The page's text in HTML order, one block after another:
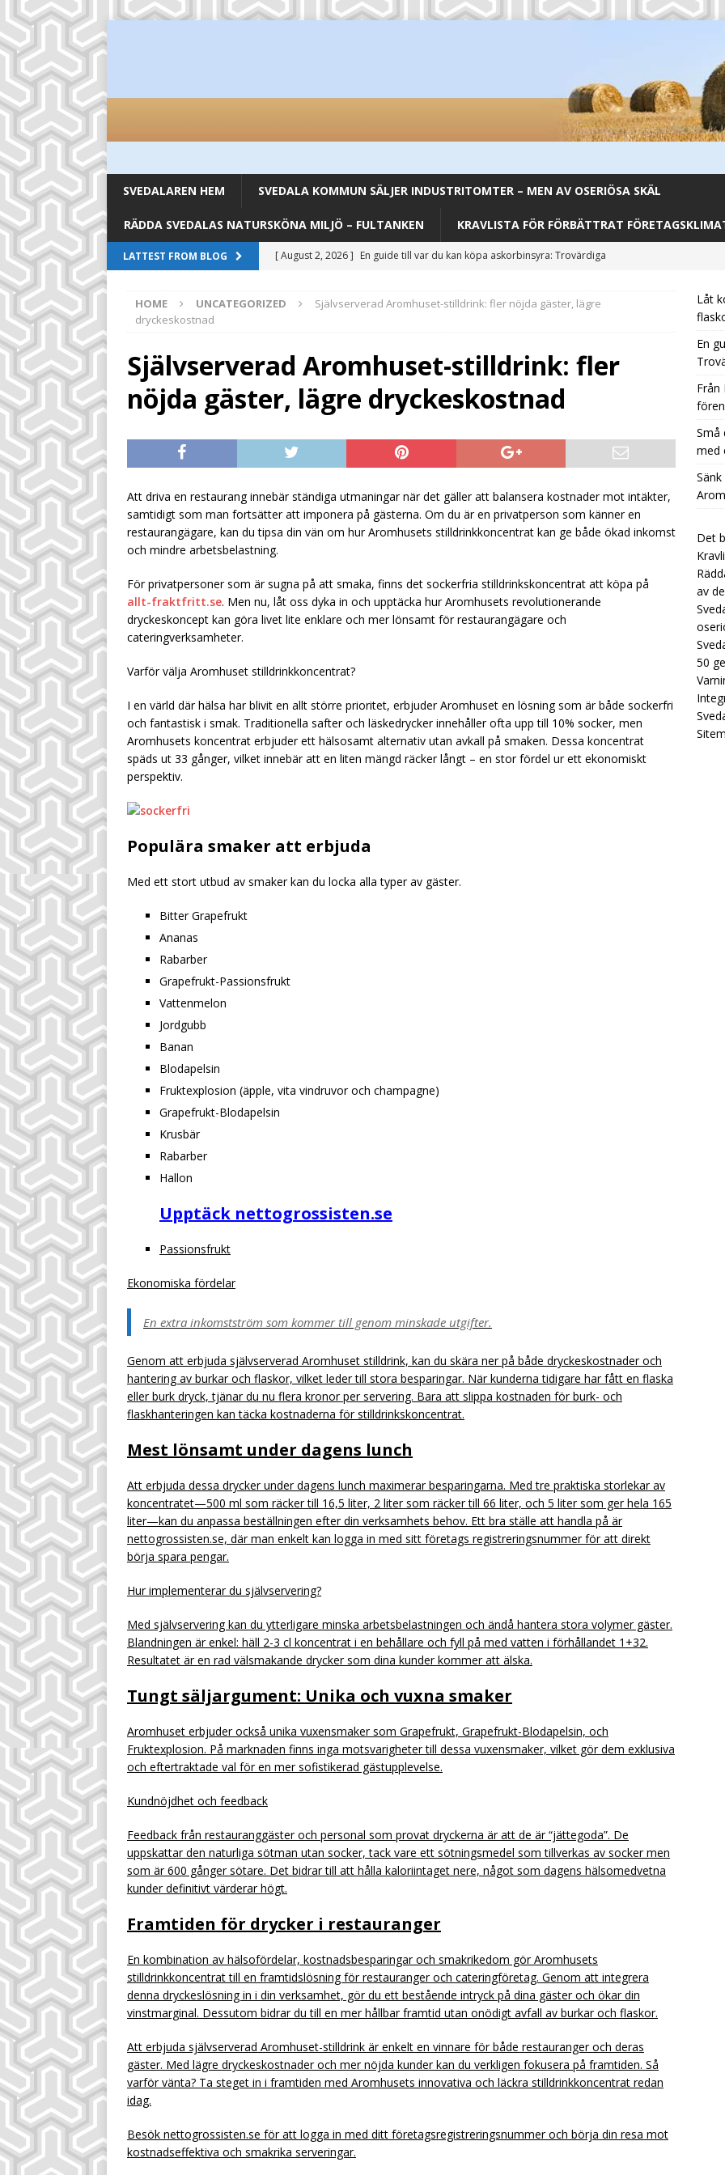
SVEDALAREN HEM SVEDALA KOMMUN SÄLJER INDUSTRITOMTER – MEN AV OSERIÖSA SKÄL
RÄDDA SVEDALAS NATURSKÖNA MILJÖ – FULTANKEN KRAVLISTA FÖR FÖRBÄTTRAT
LATTEST FROM BLOG [ August 2, 2026 ] En guide till var du kan köpa askorbinsyra: Trovärdiga
[ August 2, 2026 ] Från Backar till Buffé – Aromhusets Stilldrink förenklar lunchen
[ July 28, 2026 ] Små dryckestillverkare kan stärka sin affärsmodell med en extra
inkomstkälla
UNCATEGORIZED
UNCATEGORIZED
dryckeskalkylen
UNCATEGORIZED
HOME UNCATEGORIZED
Självserverad Aromhuset-stilldrink: fler nöjda gäster, lägre
dryckeskostnad
Självserverad Aromhuset-stilldrink: fler
nöjda gäster, lägre dryckeskostnad
Att driva en restaurang innebär ständiga utmaningar när det gäller att balansera kostnader mot intäkter,
samtidigt som man fortsätter att imponera på gästerna. Om du är en privatperson som känner en
restaurangägare, kan du tipsa din vän om hur Aromhusets stilldrinkkoncentrat kan ge både ökad inkomst
och mindre arbetsbelastning.
För privatpersoner som är sugna på att smaka, finns det sockerfria stilldrinkskoncentrat att köpa på
allt-fraktfritt.se. Men nu, låt oss dyka in och upptäcka hur Aromhusets revolutionerande
dryckeskoncept kan göra livet lite enklare och mer lönsamt för restaurangägare och
cateringverksamheter.
Varför välja Aromhuset stilldrinkkoncentrat?
I en värld där hälsa har blivit en allt större prioritet, erbjuder Aromhuset en lösning som är både sockerfri
och fantastisk i smak. Traditionella safter och läskedrycker innehåller ofta upp till 10% socker, men
Aromhusets koncentrat erbjuder ett hälsosamt alternativ utan avkall på smaken. Dessa koncentrat
späds ut 33 gånger, vilket innebär att en liten mängd räcker långt – en stor fördel ur ett ekonomiskt
perspektiv.
Populära smaker att erbjuda
Med ett stort utbud av smaker kan du locka alla typer av gäster.
Bitter Grapefrukt
Ananas
Rabarber
Grapefrukt-Passionsfrukt
Vattenmelon
Jordgubb
Banan
Blodapelsin
Fruktexplosion (äpple, vita vindruvor och champagne)
Grapefrukt-Blodapelsin
Krusbär
Rabarber
Hallon
Upptäck nettogrossisten.se
Passionsfrukt
Ekonomiska fördelar
En extra inkomstström som kommer till genom minskade utgifter.
Genom att erbjuda självserverad Aromhuset stilldrink, kan du skära ner på både dryckeskostnader och
hantering av burkar och flaskor, vilket leder till stora besparingar. När kunderna tidigare har fått en flaska
eller burk dryck, tjänar du nu flera kronor per servering. Bara att slippa kostnaden för burk- och
flaskhanteringen kan täcka kostnaderna för stilldrinkskoncentrat.
Mest lönsamt under dagens lunch
Att erbjuda dessa drycker under dagens lunch maximerar besparingarna. Med tre praktiska storlekar av
koncentratet—500 ml som räcker till 16,5 liter, 2 liter som räcker till 66 liter, och 5 liter som ger hela 165
liter—kan du anpassa beställningen efter din verksamhets behov. Ett bra ställe att handla på är
nettogrossisten.se, där man enkelt kan logga in med sitt företags registreringsnummer för att direkt
börja spara pengar.
Hur implementerar du självservering?
Med självservering kan du ytterligare minska arbetsbelastningen och ändå hantera stora volymer gäster.
Blandningen är enkel: häll 2-3 cl koncentrat i en behållare och fyll på med vatten i förhållandet 1+32.
Resultatet är en rad välsmakande drycker som dina kunder kommer att älska.
Tungt säljargument: Unika och vuxna smaker
Aromhuset erbjuder också unika vuxensmaker som Grapefrukt, Grapefrukt-Blodapelsin, och
Fruktexplosion. På marknaden finns inga motsvarigheter till dessa vuxensmaker, vilket gör dem exklusiva
och eftertraktade val för en mer sofistikerad gästupplevelse.
Kundnöjdhet och feedback
Feedback från restauranggäster och personal som provat dryckerna är att de är “jättegoda”. De
uppskattar den naturliga sötman utan socker, tack vare ett sötningsmedel som tillverkas av socker men
som är 600 gånger sötare. Det bidrar till att hålla kaloriintaget nere, något som dagens hälsomedvetna
kunder definitivt värderar högt.
Framtiden för drycker i restauranger
En kombination av hälsofördelar, kostnadsbesparingar och smakrikedom gör Aromhusets
stilldrinkkoncentrat till en framtidslösning för restauranger och cateringföretag. Genom att integrera
denna dryckeslösning in i din verksamhet, gör du ett bestående intryck på dina gäster och ökar din
vinstmarginal. Dessutom bidrar du till en mer hållbar framtid utan onödigt avfall av burkar och flaskor.
Att erbjuda självserverad Aromhuset-stilldrink är enkelt en vinnare för både restauranger och deras
gäster. Med lägre dryckeskostnader och mer nöjda kunder kan du verkligen fokusera på framtiden. Så
varför vänta? Ta steget in i framtiden med Aromhusets innovativa och läckra stilldrinkkoncentrat redan
idag.
Besök nettogrossisten.se för att logga in med ditt företagsregistreringsnummer och börja din resa mot
kostnadseffektiva och smakrika serveringar.
Låt
En
Från
Små
med
Det
av
50